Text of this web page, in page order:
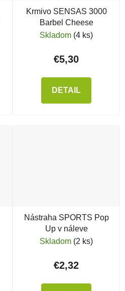
Krmivo SENSAS 3000
Barbel Cheese
Skladom (4 ks)
€5,30
DETAIL
Nástraha SPORTS Pop
Up v náleve
Skladom (2 ks)
€2,32